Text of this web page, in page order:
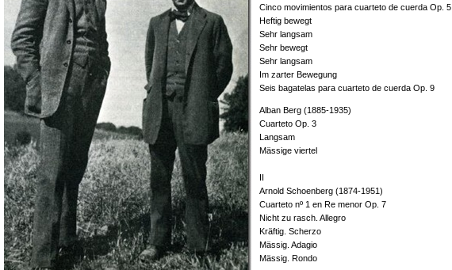
Cinco movimientos para cuarteto de cuerda Op. 5
Heftig bewegt
Sehr langsam
Sehr bewegt
Sehr langsam
Im zarter Bewegung
Seis bagatelas para cuarteto de cuerda Op. 9
Alban Berg (1885-1935)
Cuarteto Op. 3
Langsam
Mässige viertel
II
Arnold Schoenberg (1874-1951)
Cuarteto nº 1 en Re menor Op. 7
Nicht zu rasch. Allegro
Kräftig. Scherzo
Mässig. Adagio
Mässig. Rondo